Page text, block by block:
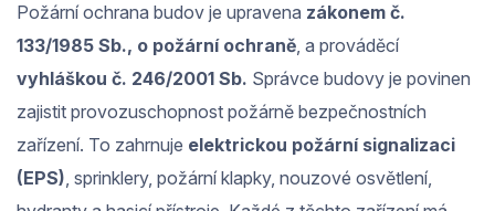
Požární ochrana budov je upravena zákonem č.
133/1985 Sb., o požární ochraně, a prováděcí
vyhláškou č. 246/2001 Sb. Správce budovy je povinen
zajistit provozuschopnost požárně bezpečnostních
zařízení. To zahrnuje elektrickou požární signalizaci
(EPS), sprinklery, požární klapky, nouzové osvětlení,